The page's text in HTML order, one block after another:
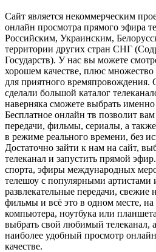
Сайт является некоммерческим
онлайн просмотра прямого эфира
Российским, Украинским,
территории других стран СНГ
Государств). У нас вы можете
хорошем качестве, плюс
для приятного времяпровождения.
сделали большой каталог
наверняка сможете выбрать
Бесплатное онлайн тв позволит
передачи, фильмы, сериалы, а
в режиме реального времени, без
Достаточно зайти к нам на сайт,
телеканал и запустить прямой
спорта, эфиры международных
телешоу с популярными
развлекательные передачи,
фильмы и всё это в одном месте, на
компьютера, ноутбука или
выбрать свой любимый телеканал,
наиболее удобный просмотр
качестве.